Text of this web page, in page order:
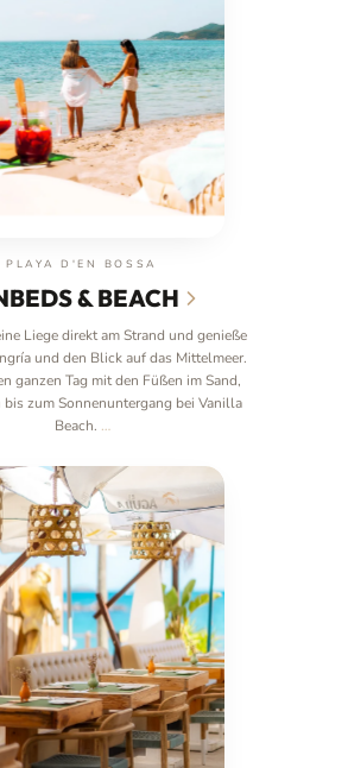
PLAYA D'EN BOSSA
& BEACH
Liege direkt am Strand und genieße
und den Blick auf das Mittelmeer.
ganzen Tag mit den Füßen im Sand,
bis zum Sonnenuntergang bei Vanilla
Beach. …